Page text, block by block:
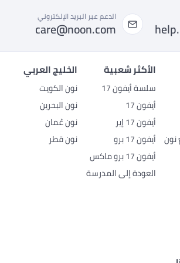
الدعم عبر البريد الإلكتروني
care@noon.com
نون
الأكثر شعبية
سلسة أيفون 17
أيفون 17
أيفون 17 إير
أيفون 17 برو
أيفون 17 برو ماكس
العودة إلى المدرسة
الخليج العربي
نون الكويت
نون البحرين
نون عُمان
نون قطر